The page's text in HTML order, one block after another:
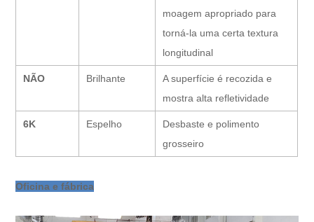
moagem apropriado para
torná-la uma certa textura
longitudinal
NÃO Brilhante
A superfície é recozida e
mostra alta refletividade
6K Espelho
Desbaste e polimento
grosseiro
Oficina e fábrica